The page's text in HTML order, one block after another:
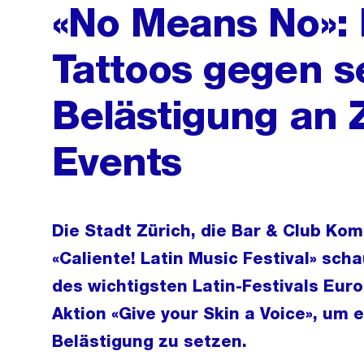
«No Means
Tattoos gegen
Belästigung an
Events
Die Stadt Zürich, die Bar & Club
«Caliente! Latin Music Festival»
des wichtigsten Latin-Festivals
Aktion «Give your Skin a Voice», um
Belästigung zu setzen.